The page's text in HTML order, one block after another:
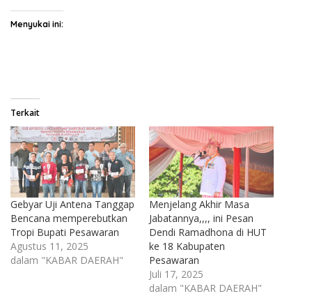
Menyukai ini:
Terkait
Gebyar Uji Antena Tanggap
Bencana memperebutkan
Tropi Bupati Pesawaran
Agustus 11, 2025
dalam "KABAR DAERAH"
Menjelang Akhir Masa
Jabatannya,,,, ini Pesan
Dendi Ramadhona di HUT
ke 18 Kabupaten
Pesawaran
Juli 17, 2025
dalam "KABAR DAERAH"